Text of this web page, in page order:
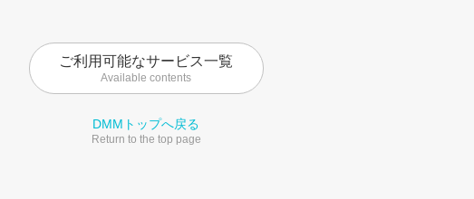
ご利用可能なサービス一覧
Available contents
DMMトップへ戻る
Return to the top page